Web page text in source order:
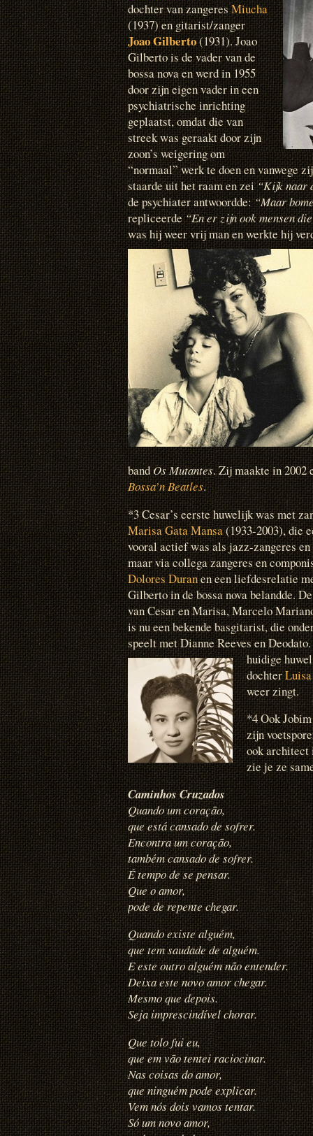
dochter van zangeresMiucha
(1937) en gitarist/zanger
Joao Gilberto(1931). Joao
Gilberto is de vader van de
bossa nova en werd in 1955
door zijn eigen vader in een
psychiatrische inrichting
geplaatst, omdat die van
streek was geraakt door zijn
zoon’s weigering om
“normaal” werk te doen en vanwege
staarde uit het raam en zei“Kijk naar
de psychiater antwoordde:“Maar
repliceerde“En er zijn ook mensen
was hij weer vrij man en werkte hij
bandOs Mutantes. Zij maakte in 2002
Bossa’n Beatles.
*3 Cesar’s eerste huwelijk was met
Marisa Gata Mansa(1933-2003), die
vooral actief was als jazz-zangeres
maar via collega zangeres en
Dolores Duranen een liefdesrelatie
Gilberto in de bossa nova belandde.
van Cesar en Marisa, Marcelo
is nu een bekende basgitarist, die
speelt met Dianne Reeves en Deodato.
huidige
dochter
weer zingt.
*4 Ook
zijn
ook architect
zie je ze
Caminhos Cruzados
Quando um coração,
que está cansado de sofrer.
Encontra um coração,
também cansado de sofrer.
É tempo de se pensar.
Que o amor,
pode de repente chegar.
Quando existe alguém,
que tem saudade de alguém.
E este outro alguém não entender.
Deixa este novo amor chegar.
Mesmo que depois.
Seja imprescindível chorar.
Que tolo fui eu,
que em vão tentei raciocinar.
Nas coisas do amor,
que ninguém pode explicar.
Vem nós dois vamos tentar.
Só um novo amor,